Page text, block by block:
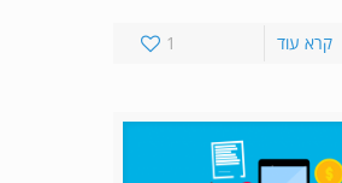
1 קרא עוד